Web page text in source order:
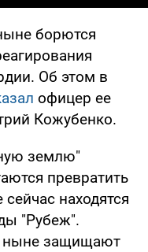
борются
Об этом в
офицер ее
Кожубенко.
землю"
превратить
находятся
"Рубеж".
ныне защищают